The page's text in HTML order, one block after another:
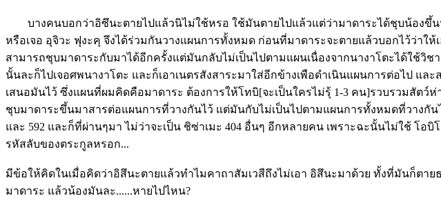
บางคนบอกว่าอิซึนะตายไปแล้วนิไม่ใช้หรอ ใช้มันตายไปแล้วแต่ว่ามาดาระได้ชุบน้องขึ้น
หรือเจอ อุจิวะ ฟุงะคุ จึงได้ร่วมกันวางแผนการทั้งหมด ก่อนที่มาดาระจะตายแล้วบอกไว้ว่าใ
สามารถชุบมาดาระกับมาได้อีกครั้งแต่มันกลับไม่เป็นไปตามแผนเนื่องจากนางาโตะได้ใช้วิ
นั้นละก็ไปเจอศพนางาโตะ และก็เอาเนตรสังสาระมาใส่อีกข้างเพือดำเนินแผนการต่อไป แ
เสนอมันไว้ ซึ่งแผนที่ผมคิดคือมาดาระ ต้องการให้โทบิ[จะเป็นใครไม่รุ้ 1-3 คน]รวบรวมสัตว์
ชุบมาดาระขึ้นมาสารต่อแผนการที่วางกันไว้ แต่มันกับไม่เป็นไปตามแผนการทั้งหมดที่วางกัน
และ 592 และก็ที่ผ่านๆมา ไม่ว่าจะเป็น ชิซ่าเมะ 404 อื่นๆ อีกหลายคน เพราะฉะนั้นไม่ใช้ โ
รหัสลับของตระกูลหรอก...
มีข้อให้คิดในเมื่อคิดว่าอิสึนะตายแล้วทำไมคาถาสัมเวสีถึงไม่เอา อิสึนะมาด้วย ทั้งที่มันก็ตา
มาดาระ แล้วน้องมันละ......หายไปไหน?